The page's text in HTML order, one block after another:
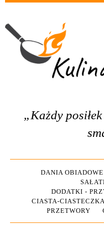
„Każdy
DANIA OBIADOWE
DODATKI -
CIASTA-
PRZETWORY